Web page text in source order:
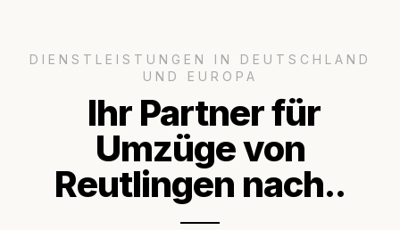
DIENSTLEISTUNGEN IN DEUTSCHLAND
UND EUROPA
Ihr Partner für
Umzüge von
Reutlingen nach..